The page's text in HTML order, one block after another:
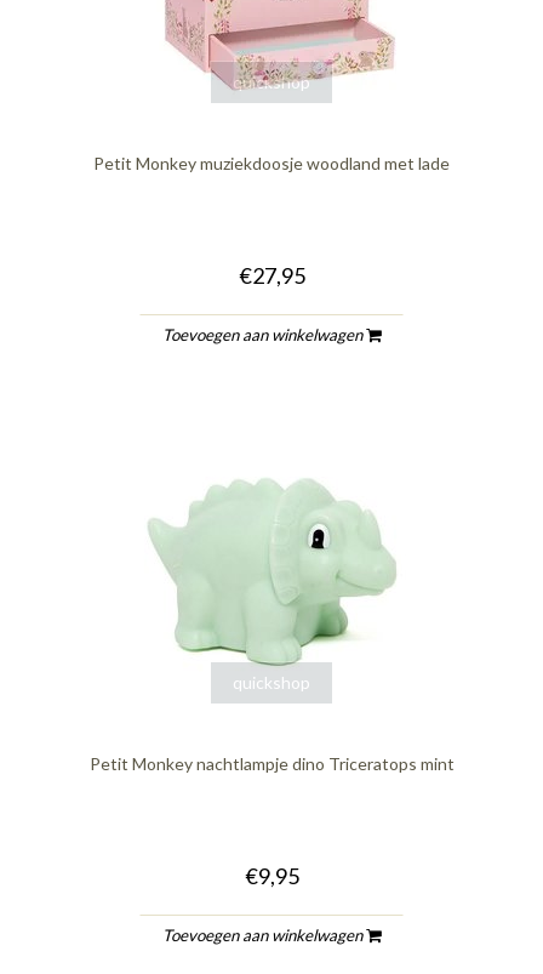
quickshop
Petit Monkey muziekdoosje woodland met lade
€27,95
Toevoegen aan winkelwagen
quickshop
Petit Monkey nachtlampje dino Triceratops mint
€9,95
Toevoegen aan winkelwagen